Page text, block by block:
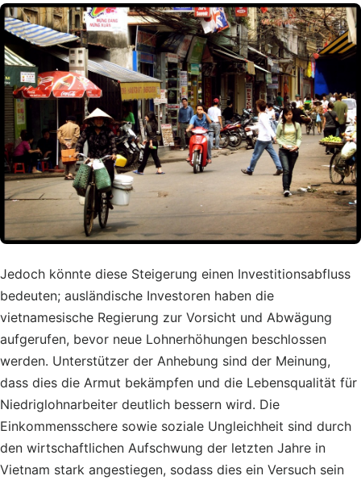
Jedoch könnte diese Steigerung einen Investitionsabfluss
bedeuten; ausländische Investoren haben die
vietnamesische Regierung zur Vorsicht und Abwägung
aufgerufen, bevor neue Lohnerhöhungen beschlossen
werden. Unterstützer der Anhebung sind der Meinung,
dass dies die Armut bekämpfen und die Lebensqualität für
Niedriglohnarbeiter deutlich bessern wird. Die
Einkommensschere sowie soziale Ungleichheit sind durch
den wirtschaftlichen Aufschwung der letzten Jahre in
Vietnam stark angestiegen, sodass dies ein Versuch sein